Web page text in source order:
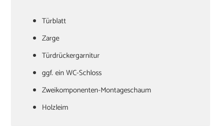
Türblatt
‏Zarge
Türdrückergarnitur
‏ggf. ein WC-Schloss
Zweikomponenten-Montageschaum
‏Holzleim